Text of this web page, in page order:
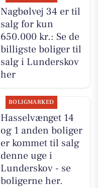
Nagbølvej 34 er til
salg for kun
650.000 kr.: Se de
billigste boliger til
salg i Lunderskov
her
BOLIGMARKED
Hasselvænget 14
og 1 anden boliger
er kommet til salg
denne uge i
Lunderskov - se
boligerne her.